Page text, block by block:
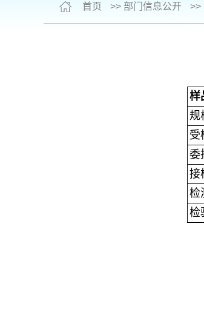
首页 >> 部门信息公开 >>
样
规
受
委
接
检
检